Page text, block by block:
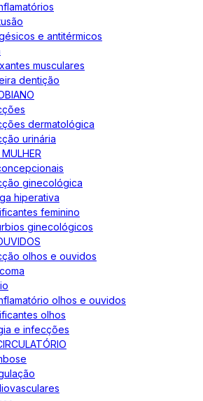
e antitérmicos
musculares
dentição
dermatológica
urinária
ginecológica
hiperativa
feminino
ginecológicos
olhos e ouvidos
olhos e ouvidos
olhos
e infecções